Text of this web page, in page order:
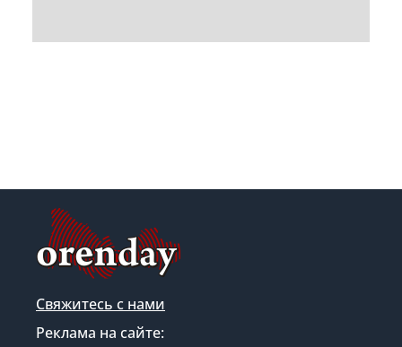
Свяжитесь с нами
Реклама на сайте: